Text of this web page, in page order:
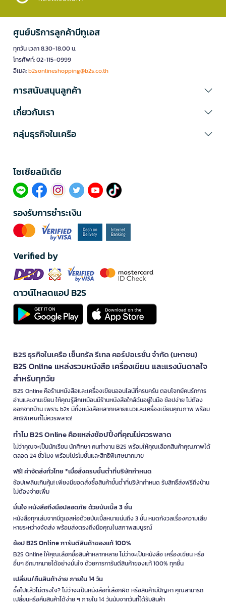
ศูนย์บริการลูกค้าบีทูเอส
ทุกวัน เวลา 8.30-18.00 น.
โทรศัพท์: 02-115-0999
อีเมล:b2sonlineshopping@b2s.co.th
การสนับสนุนลูกค้า
เกี่ยวกับเรา
กลุ่มธุรกิจในเครือ
โซเซียลมีเดีย​
รองรับการชำระเงิน
Verified by
ดาวน์โหลดแอป B2S
B2S ธุรกิจในเครือ เซ็นทรัล รีเทล คอร์ปอเรชั่น จำกัด (มหาชน)
B2S Online แหล่งรวมหนังสือ เครื่องเขียน และแรงบันดาลใจ
สำหรับทุกวัย
B2S Online คือร้านหนังสือและเครื่องเขียนออนไลน์ที่ครบครัน ตอบโจทย์คนรักการ
อ่านและงานเขียน ให้คุณรู้สึกเหมือนมีร้านหนังสือใกล้ฉันอยู่ในมือ ช้อปง่าย ไม่ต้อง
ออกจากบ้าน เพราะ b2s มีทั้งหนังสือหลากหลายแนวและเครื่องเขียนคุณภาพ พร้อม
สิทธิพิเศษที่ไม่ควรพลาด!
ทำไม B2S Online คือแหล่งช้อปปิ้งที่คุณไม่ควรพลาด
ไม่ว่าคุณจะเป็นนักเรียน นักศึกษา คนทำงาน B2S พร้อมให้คุณเลือกสินค้าคุณภาพได้
ตลอด 24 ชั่วโมง พร้อมโปรโมชั่นและสิทธิพิเศษมากมาย
ฟรี! ค่าจัดส่งทั่วไทย *เมื่อสั่งครบขั้นต่ำที่บริษัทกำหนด
ช้อปเพลินเกินคุ้ม! เพียงมียอดสั่งซื้อสินค้าขั้นต่ำที่บริษัทกำหนด รับสิทธิ์ส่งฟรีถึงบ้าน
ไม่ต้องจ่ายเพิ่ม
มั่นใจ หนังสือถึงมือปลอดภัย ด้วยบับเบิ้ล 3 ชั้น
หนังสือทุกเล่มจากบีทูเอสห่อด้วยบับเบิ้ลหนาแน่นถึง 3 ชั้น หมดกังวลเรื่องความเสีย
หายระหว่างจัดส่ง พร้อมส่งตรงถึงมือคุณในสภาพสมบูรณ์
ช้อป B2S Online การันตีสินค้าของแท้ 100%
B2S Online ให้คุณเลือกซื้อสินค้าหลากหลาย ไม่ว่าจะเป็นหนังสือ เครื่องเขียน หรือ
อื่นๆ อีกมากมายได้อย่างมั่นใจ ด้วยการการันตีสินค้าของแท้ 100% ทุกชิ้น
เปลี่ยน/คืนสินค้าง่าย ภายใน 14 วัน
ซื้อไปแล้วไม่ตรงใจ? ไม่ว่าจะเป็นหนังสือที่เลือกผิด หรือสินค้ามีปัญหา คุณสามารถ
เปลี่ยนหรือคืนสินค้าได้ง่าย ๆ ภายใน 14 วันนับจากวันที่ได้รับสินค้า